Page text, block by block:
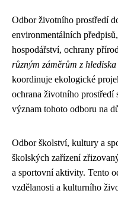
Odbor životního prostředí
environmentálních
hospodářství, ochrany
různým záměrům z
koordinuje ekologické
ochrana životního prostředí
význam tohoto odboru na
Odbor školství, kultury a
školských zařízení
a sportovní aktivity. Tento
vzdělanosti a kulturního